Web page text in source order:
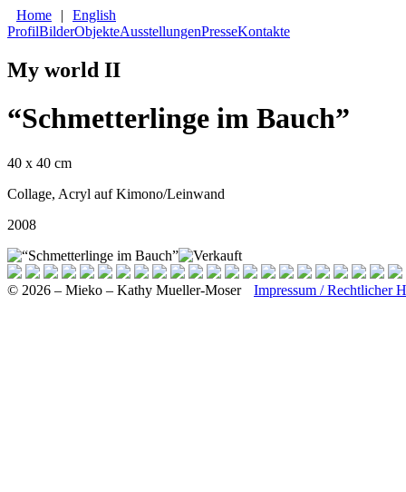
Home |
English
ProfilBilderObjekteAusstellungenPresseKontakte
My world II
“Schmetterlinge im Bauch”
40 x 40 cm
Collage, Acryl auf Kimono/Leinwand
2008
© 2026 – Mieko – Kathy Mueller-Moser Impressum / Rechtlicher